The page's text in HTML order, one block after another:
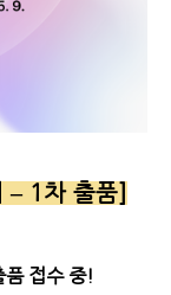
– 1차 출품]
접수 중!